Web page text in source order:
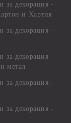
за декорация -
и Хартия
за декорация -
за декорация -
метал
за декорация -
за декорация -